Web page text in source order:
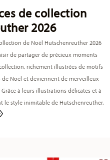
de collection
2026
de Noël Hutschenreuther 2026
de partager de précieux moments
richement illustrées de motifs
Noël et deviennent de merveilleux
à leurs illustrations délicates et à
le style inimitable de Hutschenreuther.